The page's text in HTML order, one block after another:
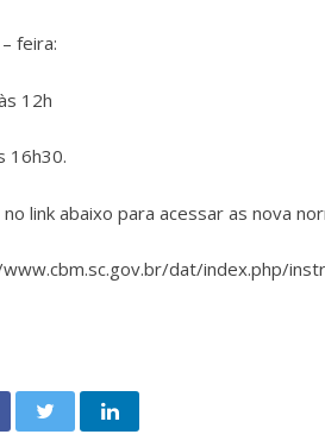
feira:
12h
16h30.
no link abaixo para acessar as nova
dat/index.php/